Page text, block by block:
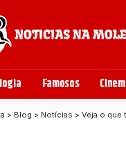
Famosos
> Blog > Notícias > Veja o que torna a engenharia de